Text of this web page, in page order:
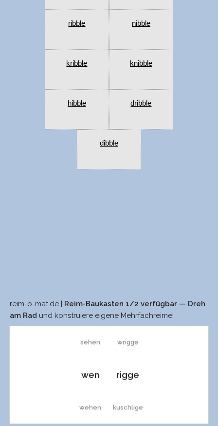
ribble nibble
kribble knibble
hibble dribble
dibble
reim-o-mat.de |
Reim-Baukasten 1/2 verfügbar — Dreh
am Rad und konstruiere eigene Mehrfachreime!
sehen
wen
wehen
wrigge
rigge
kuschlige